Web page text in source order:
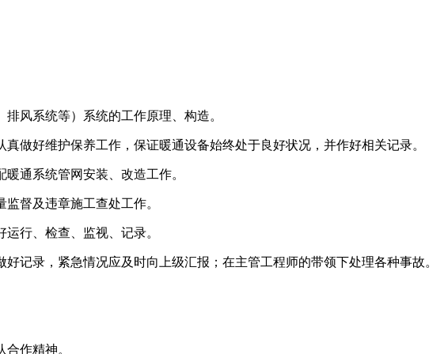
风系统等）系统的工作原理、构造。
做好维护保养工作，保证暖通设备始终处于良好状况，并作好相关记录。
通系统管网安装、改造工作。
督及违章施工查处工作。
行、检查、监视、记录。
记录，紧急情况应及时向上级汇报；在主管工程师的带领下处理各种事故。
作精神。